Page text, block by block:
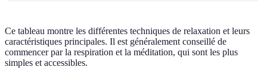
Ce tableau montre les différentes techniques de relaxation et leurs
caractéristiques principales. Il est généralement conseillé de
commencer par la respiration et la méditation, qui sont les plus
simples et accessibles.